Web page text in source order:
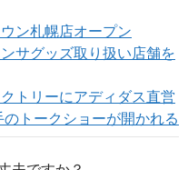
ン札幌店オープン
サグッズ取り扱い店舗を
トリーにアディダス直営
トークショーが開かれる